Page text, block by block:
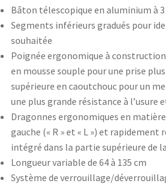
Bâton télescopique en aluminium à
Segments inférieurs gradués pour
souhaitée
Poignée ergonomique à
en mousse souple pour une prise
supérieure en caoutchouc pour un
une plus grande résistance à l’usure
Dragonnes ergonomiques en
gauche (« R » et « L ») et rapidement
intégré dans la partie supérieure de
Longueur variable de 64 à 135 cm
Système de verrouillage/